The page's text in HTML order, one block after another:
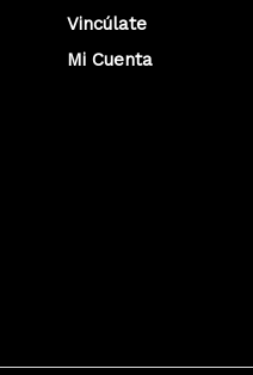
Vincúlate
Mi Cuenta